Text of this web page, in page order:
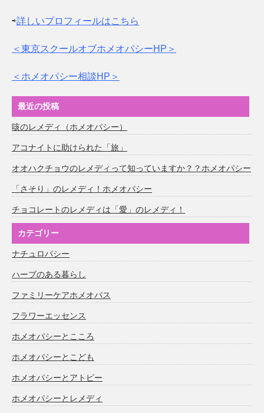
⇨詳しいプロフィールはこちら
＜東京スクールオブホメオパシーHP＞
＜ホメオパシー相談HP＞
最近の投稿
咳のレメディ（ホメオパシー）
アコナイトに助けられた「旅」
オオハクチョウのレメディって知っていますか？？ホメオパシー
「さそり」のレメディ！ホメオパシー
チョコレートのレメディは「愛」のレメディ！
カテゴリー
ナチュロパシー
ハーブのある暮らし
ファミリーケアホメオパス
フラワーエッセンス
ホメオパシーとこころ
ホメオパシーとこども
ホメオパシーとアトピー
ホメオパシーとレメディ